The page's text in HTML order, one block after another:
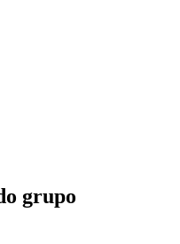
grupo